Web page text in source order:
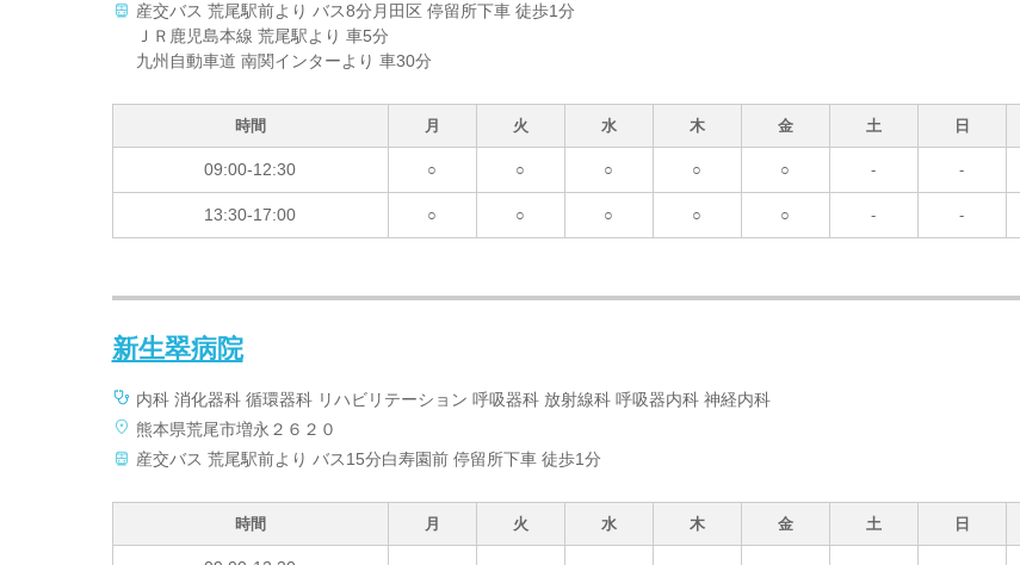
産交バス 荒尾駅前より バス8分月田区 停留所下車 徒歩1分
ＪＲ鹿児島本線 荒尾駅より 車5分
九州自動車道 南関インターより 車30分
時間 月 火 水 木 金 土 日
09:00-12:30 ○ ○ ○ ○ ○ - -
13:30-17:00 ○ ○ ○ ○ ○ - -
新生翠病院
内科 消化器科 循環器科 リハビリテーション 呼吸器科 放射線科 呼吸器内科 神経内科
熊本県荒尾市増永２６２０
産交バス 荒尾駅前より バス15分白寿園前 停留所下車 徒歩1分
時間 月 火 水 木 金 土 日